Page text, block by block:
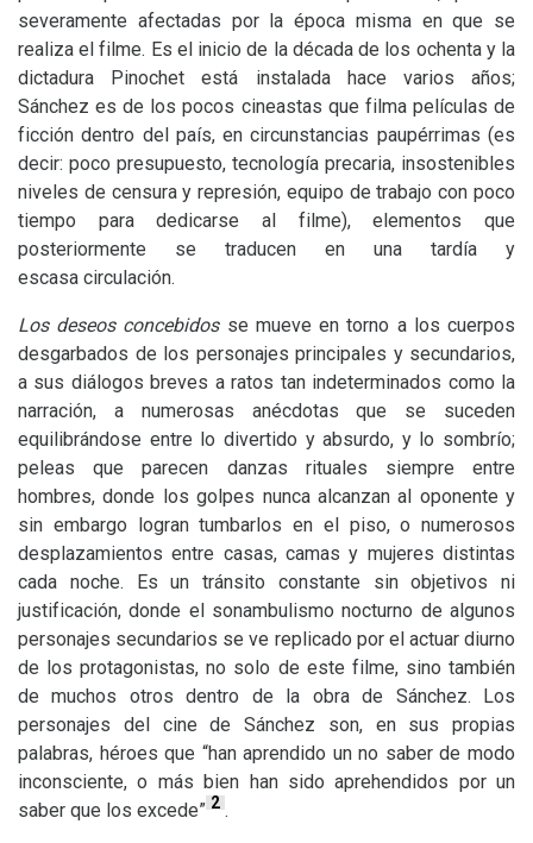
severamente afectadas por la época misma en que se
realiza el filme. Es el inicio de la década de los ochenta y la
dictadura Pinochet está instalada hace varios años;
Sánchez es de los pocos cineastas que filma películas de
ficción dentro del país, en circunstancias paupérrimas (es
decir: poco presupuesto, tecnología precaria, insostenibles
niveles de censura y represión, equipo de trabajo con poco
tiempo para dedicarse al filme), elementos que
posteriormente se traducen en una tardía y
escasa circulación.
Los deseos concebidosse mueve en torno a los cuerpos
desgarbados de los personajes principales y secundarios,
a sus diálogos breves a ratos tan indeterminados como la
narración, a numerosas anécdotas que se suceden
equilibrándose entre lo divertido y absurdo, y lo sombrío;
peleas que parecen danzas rituales siempre entre
hombres, donde los golpes nunca alcanzan al oponente y
sin embargo logran tumbarlos en el piso, o numerosos
desplazamientos entre casas, camas y mujeres distintas
cada noche. Es un tránsito constante sin objetivos ni
justificación, donde el sonambulismo nocturno de algunos
personajes secundarios se ve replicado por el actuar diurno
de los protagonistas, no solo de este filme, sino también
de muchos otros dentro de la obra de Sánchez. Los
personajes del cine de Sánchez son, en sus propias
palabras, héroes que “han aprendido un no saber de modo
inconsciente, o más bien han sido aprehendidos por un
saber que los excede” 2 .